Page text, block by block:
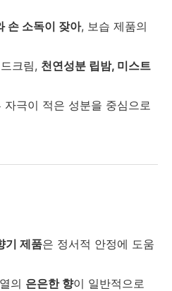
손 소독이 잦아, 보습 제품의
크림, 천연성분 립밤, 미스트
극이 적은 성분을 중심으로
기 제품은 정서적 안정에 도움
의 은은한 향이 일반적으로